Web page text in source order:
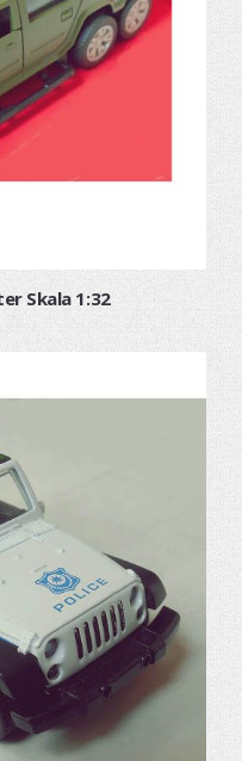
Skala 1:32